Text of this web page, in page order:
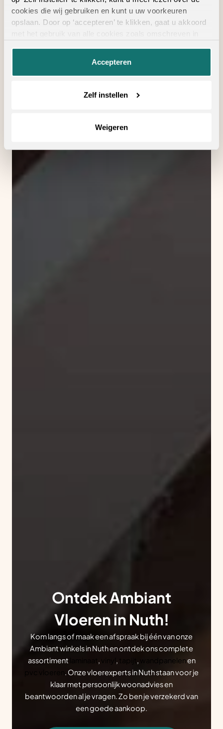
cookies die wij gebruiken en kunt u uw voorkeuren
opslaan. Door op ‘accepteren’ te klikken, gaat u akkoord
Accepteren
Zelf instellen
Weigeren
Ontdek Ambiant
Vloeren in Nuth!
Kom langs of maak een afspraak bij één van onze
Ambiant winkels in Nuth en ontdek ons complete
assortiment
, , , wandpanelenen
. Onze vloerexperts in Nuth staan voor je
klaar met persoonlijk woonadvies en
beantwoorden al je vragen. Zo ben je verzekerd van
een goede aankoop.